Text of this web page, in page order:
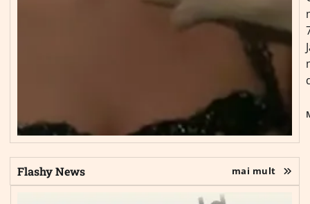
Flashy News mai mult